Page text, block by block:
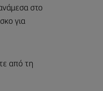
στο
για
από τη